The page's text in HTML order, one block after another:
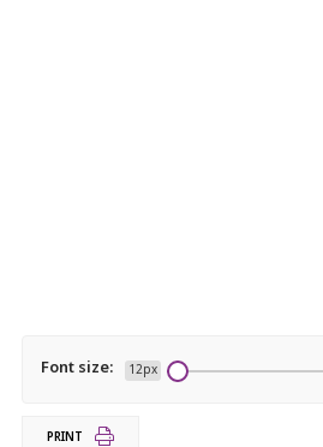
Font size: 12px
PRINT